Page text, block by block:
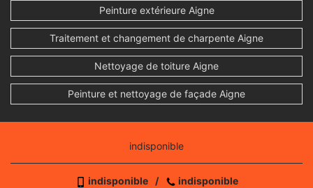
Peinture extérieure Aigne
Traitement et changement de charpente Aigne
Nettoyage de toiture Aigne
Peinture et nettoyage de façade Aigne
indisponible
indisponible / indisponible